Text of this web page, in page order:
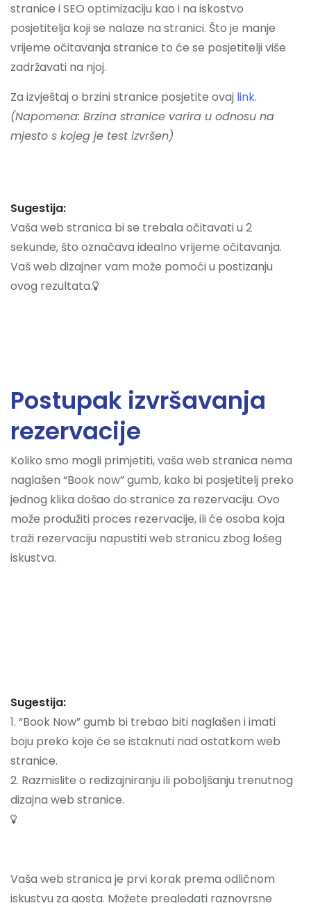
stranice i SEO optimizaciju kao i na iskostvo
posjetitelja koji se nalaze na stranici. Što je manje
vrijeme očitavanja stranice to će se posjetitelji više
zadržavati na njoj.
Za izvještaj o brzini stranice posjetite ovaj link.
(Napomena: Brzina stranice varira u odnosu na
mjesto s kojeg je test izvršen)
Sugestija:
Vaša web stranica bi se trebala očitavati u 2
sekunde, što označava idealno vrijeme očitavanja.
Vaš web dizajner vam može pomoći u postizanju
ovog rezultata.
Postupak izvršavanja
rezervacije
Koliko smo mogli primjetiti, vaša web stranica nema
naglašen “Book now” gumb, kako bi posjetitelj preko
jednog klika došao do stranice za rezervaciju. Ovo
može produžiti proces rezervacije, ili će osoba koja
traži rezervaciju napustiti web stranicu zbog lošeg
iskustva.
Sugestija:
1. “Book Now” gumb bi trebao biti naglašen i imati
boju preko koje će se istaknuti nad ostatkom web
stranice.
2. Razmislite o redizajniranju ili poboljšanju trenutnog
dizajna web stranice.
Vaša web stranica je prvi korak prema odličnom
iskustvu za gosta. Možete pregledati raznovrsne